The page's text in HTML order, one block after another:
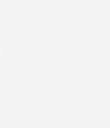
так что в этом мире